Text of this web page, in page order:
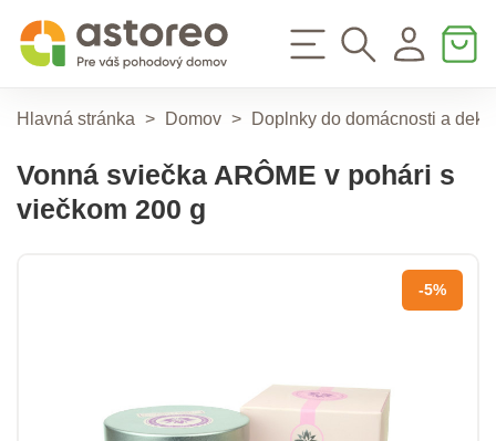
Hlavná stránka > Domov > Doplnky do domácnosti a
Vonná sviečka ARÔME v pohári s
viečkom 200 g
-5%